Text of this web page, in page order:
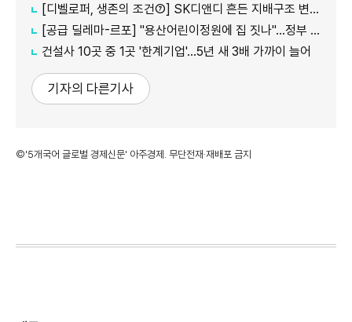
[디벨로퍼, 생존의 조건⑦] SK디앤디 흔든 지배구조 변화…1367억 증자로 '현금' 사수
[공급 딜레마-르포] "용산어린이정원에 집 짓나"…정부 공급 검토에 서울시·주민 반발
건설사 10곳 중 1곳 '한계기업'…5년 새 3배 가까이 늘어
기자의 다른기사
©'5개국어 글로벌 경제신문' 아주경제. 무단전재·재배포 금지